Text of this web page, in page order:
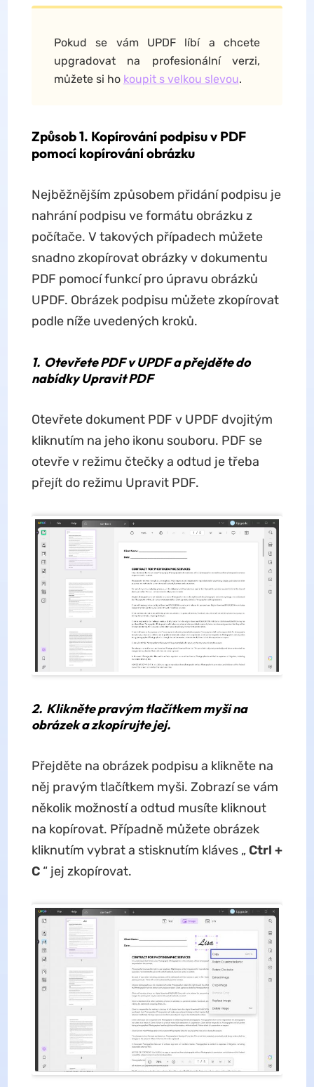
Pokud se vám UPDF líbí a chcete
upgradovat na profesionální verzi,
můžete si ho koupit s velkou slevou.
Způsob 1. Kopírování podpisu v PDF
pomocí kopírování obrázku
Nejběžnějším způsobem přidání podpisu je
nahrání podpisu ve formátu obrázku z
počítače. V takových případech můžete
snadno zkopírovat obrázky v dokumentu
PDF pomocí funkcí pro úpravu obrázků
UPDF. Obrázek podpisu můžete zkopírovat
podle níže uvedených kroků.
1. Otevřete PDF v UPDF a přejděte do
nabídky Upravit PDF
Otevřete dokument PDF v UPDF dvojitým
kliknutím na jeho ikonu souboru. PDF se
otevře v režimu čtečky a odtud je třeba
přejít do režimu Upravit PDF.
2. Klikněte pravým tlačítkem myši na
obrázek a zkopírujte jej.
Přejděte na obrázek podpisu a klikněte na
něj pravým tlačítkem myši. Zobrazí se vám
několik možností a odtud musíte kliknout
na kopírovat. Případně můžete obrázek
kliknutím vybrat a stisknutím kláves „ Ctrl +
C“ jej zkopírovat.